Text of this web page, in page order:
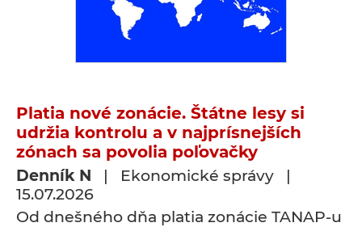
Platia nové zonácie. Štátne lesy si
udržia kontrolu a v najprísnejších
zónach sa povolia poľovačky
Denník N | Ekonomické správy |
15.07.2026
Od dnešného dňa platia zonácie TANAP-u